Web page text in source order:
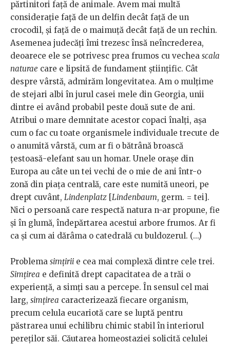
părtinitori față de animale. Avem mai multă
consideraţie față de un delfin decât faţă de un
crocodil, și față de o maimuță decât faţă de un rechin.
Asemenea judecăți îmi trezesc însă neîncrederea,
deoarece ele se potrivesc prea frumos cu vechea scala
naturae care e lipsită de fundament științific. Cât
despre vârstă, admirăm longevitatea. Am o mulțime
de stejari albi în jurul casei mele din Georgia, unii
dintre ei având probabil peste două sute de ani.
Atribui o mare demnitate acestor copaci înalți, așa
cum o fac cu toate organismele individuale trecute de
o anumită vârstă, cum ar fi o bătrână broască
țestoasă-elefant sau un homar. Unele orașe din
Europa au câte un tei vechi de o mie de ani într-o
zonă din piața centrală, care este numită uneori, pe
drept cuvânt, Lindenplatz [Lindenbaum, germ. = tei].
Nici o persoană care respectă natura n-ar propune, fie
și în glumă, îndepărtarea acestui arbore frumos. Ar fi
ca și cum ai dărâma o catedrală cu buldozerul. (...)
Problema simțirii e cea mai complexă dintre cele trei.
Simțirea e definită drept capacitatea de a trăi o
experiență, a simți sau a percepe. În sensul cel mai
larg, simțirea caracterizează fiecare organism,
precum celula eucariotă care se luptă pentru
păstrarea unui echilibru chimic stabil în interiorul
pereților săi. Căutarea homeostaziei solicită celulei